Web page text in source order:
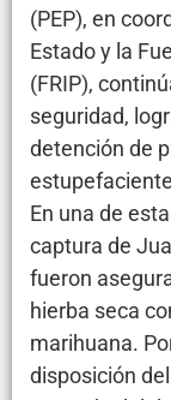
(PEP), en
Estado y la
(FRIP),
seguridad,
detención de
En una de
captura de
fueron
hierba seca
marihuana.
disposición